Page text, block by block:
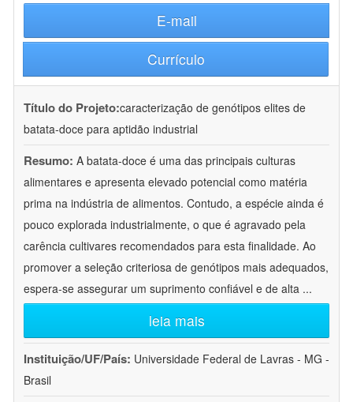
E-mail
Currículo
Título do Projeto:caracterização de genótipos elites de
batata-doce para aptidão industrial
Resumo: A batata-doce é uma das principais culturas
alimentares e apresenta elevado potencial como matéria
prima na indústria de alimentos. Contudo, a espécie ainda é
pouco explorada industrialmente, o que é agravado pela
carência cultivares recomendados para esta finalidade. Ao
promover a seleção criteriosa de genótipos mais adequados,
espera-se assegurar um suprimento confiável e de alta ...
leia mais
Instituição/UF/País: Universidade Federal de Lavras - MG -
Brasil